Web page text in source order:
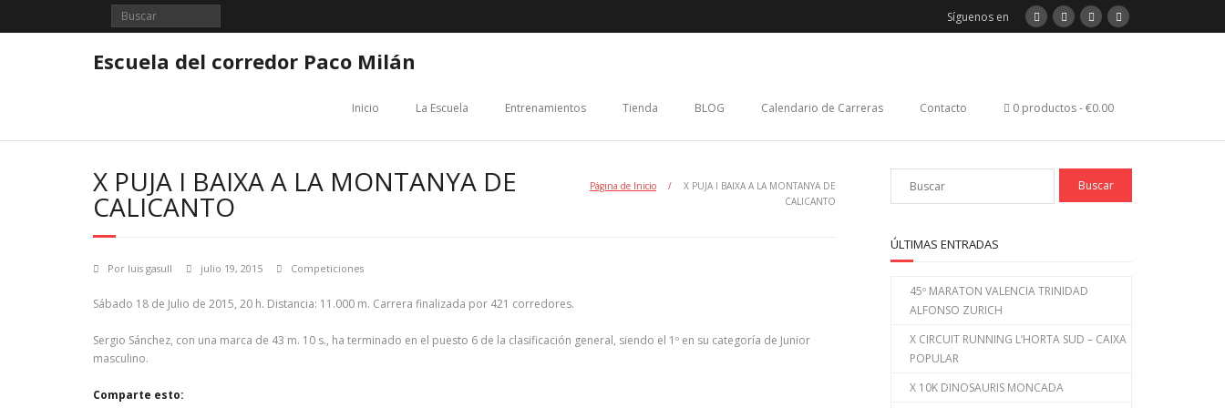
Síguenos en
Escuela del corredor Paco Milán
Inicio La Escuela Entrenamientos Tienda BLOG Calendario de Carreras Contacto 0 productos €0.00
X PUJA I BAIXA A LA MONTANYA DE
CALICANTO
Página de Inicio /
X PUJA I BAIXA A LA MONTANYA DE
CALICANTO
Por luis gasull julio 19, 2015 Competiciones
Sábado 18 de Julio de 2015, 20 h. Distancia: 11.000 m. Carrera finalizada por 421 corredores.
Sergio Sánchez, con una marca de 43 m. 10 s., ha terminado en el puesto 6 de la clasificación general, siendo el 1º en su categoría de Junior
masculino.
Comparte esto:
ÚLTIMAS ENTRADAS
45º MARATON VALENCIA TRINIDAD
ALFONSO ZURICH
X CIRCUIT RUNNING L’HORTA SUD – CAIXA
POPULAR
X 10K DINOSAURIS MONCADA